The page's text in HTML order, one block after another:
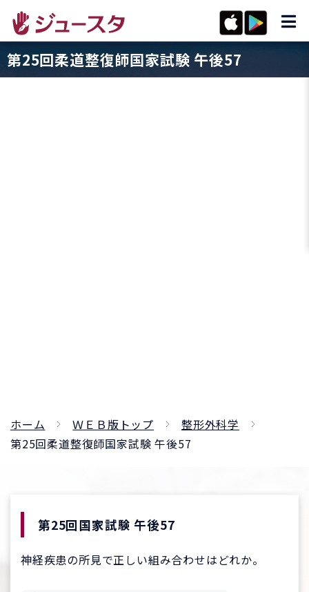
第25回柔道整復師国家試験 午後57
ホーム ＷＥＢ版トップ
整形外科学
第25回柔道整復師国家試験 午後57
第25回国家試験 午後57
神経疾患の所見で正しい組み合わせはどれか。